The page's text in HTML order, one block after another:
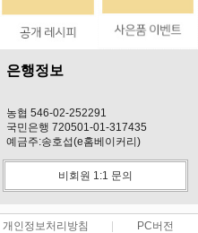
은행정보
농협 546-02-252291
국민은행 720501-01-317435
예금주:송호섭(e홈베이커리)
비회원 1:1 문의
개인정보처리방침 PC버전